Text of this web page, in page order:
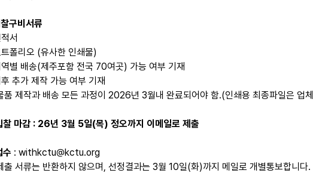
구비서류
서
폴리오 (유사한 인쇄물)
별 배송(제주포함 전국 70여곳) 가능 여부 기재
추가 제작 가능 여부 기재
제작과 배송 모든 과정이 2026년 3월내 완료되어야 함.(인쇄용 최종파일은 업
찰 마감 : 26년 3월 5일(목) 정오까지 이메일로 제출
수 : withkctu@kctu.org
서류는 반환하지 않으며, 선정결과는 3월 10일(화)까지 메일로 개별통보합니다.